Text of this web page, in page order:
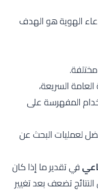
الهوية هو الهدف
السريعة،
المفهرسة على
لعمليات البحث عن
في تقدير ما إذا كان
تضعف بعد تغيير